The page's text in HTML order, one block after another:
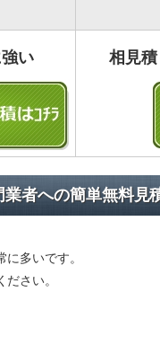
い 相見
者への簡単無料見
多いです。
さい。